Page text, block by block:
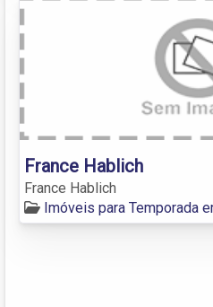
France Hablich
France Hablich
Imóveis para Temporada